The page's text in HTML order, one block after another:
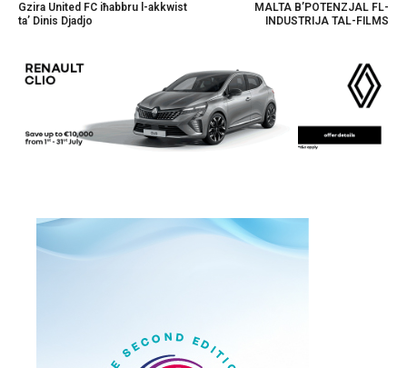
Gzira United FC iħabbru l-akkwist
ta’ Dinis Djadjo
MALTA B’POTENZJAL FL-
INDUSTRIJA TAL-FILMS